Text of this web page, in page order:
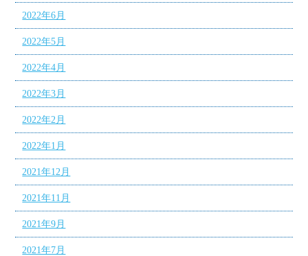
2022年6月
2022年5月
2022年4月
2022年3月
2022年2月
2022年1月
2021年12月
2021年11月
2021年9月
2021年7月